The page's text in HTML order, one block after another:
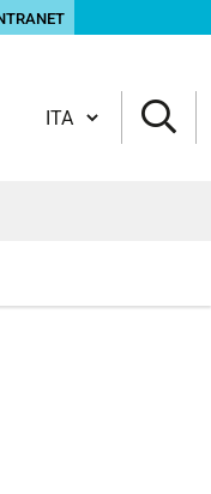
Cambia lingua